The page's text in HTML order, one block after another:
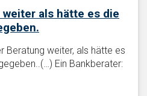
weiter als hätte es die
Beratung weiter, als hätte es
Ein Bankberater: